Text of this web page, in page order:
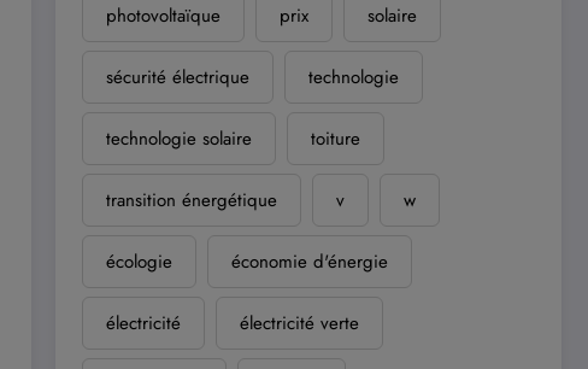
photovoltaïque prix solaire
sécurité électrique technologie
technologie solaire toiture
transition énergétique v w
écologie économie d'énergie
électricité électricité verte